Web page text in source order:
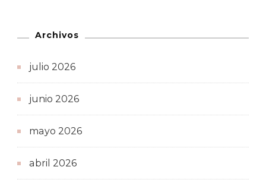
Archivos
julio 2026
junio 2026
mayo 2026
abril 2026